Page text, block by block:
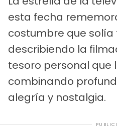
esta fecha
costumbre que solía
describiendo la
tesoro personal que
combinando
alegría y nostalgia.